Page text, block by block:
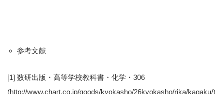
参考文献
[1] 数研出版・高等学校教科書・化学・306
(http://www.chart.co.jp/goods/kyokasho/26kyokasho/rika/kagaku/)